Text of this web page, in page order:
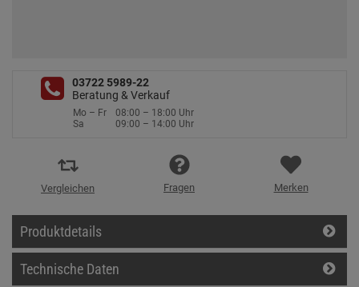
03722 5989-22
Beratung & Verkauf
Mo – Fr
08:00 – 18:00 Uhr
Sa
09:00 – 14:00 Uhr
Vergleichen Fragen Merken
Produktdetails
Technische Daten